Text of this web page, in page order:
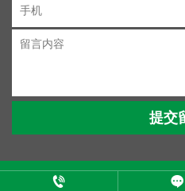
Copyright © 2023 卡